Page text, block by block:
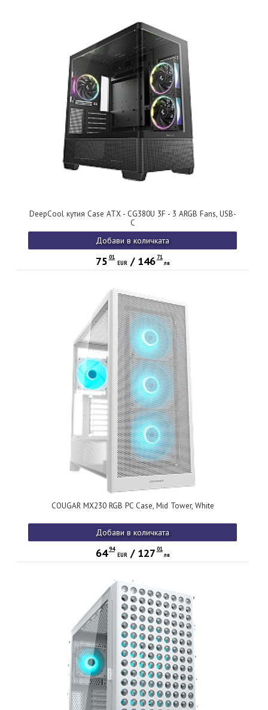
DeepCool кутия Case ATX - CG380U 3F - 3 ARGB Fans, USB-
C
Добави в количката
75 01
EUR/ 146 71
лв
COUGAR MX230 RGB PC Case, Mid Tower, White
Добави в количката
64 94
EUR/ 127 01
лв